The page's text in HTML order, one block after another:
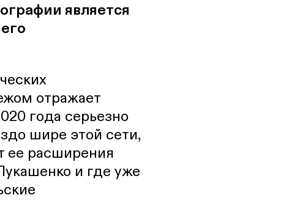
является
отражает
года серьезно
шире этой сети,
ее расширения
и где уже